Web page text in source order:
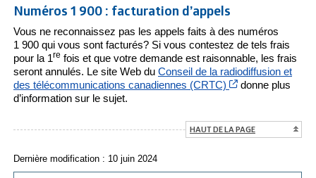
Numéros 1 900 : facturation d’appels
Vous ne reconnaissez pas les appels faits à des numéros
1 900 qui vous sont facturés? Si vous contestez de tels frais
pour la 1re fois et que votre demande est raisonnable, les frais
seront annulés. Le site Web du Conseil de la radiodiffusion et
des télécommunications canadiennes (CRTC)
Cet hyperlien
donne plus
d’information sur le sujet.
HAUT DE LA PAGE
Dernière modification : 10 juin 2024